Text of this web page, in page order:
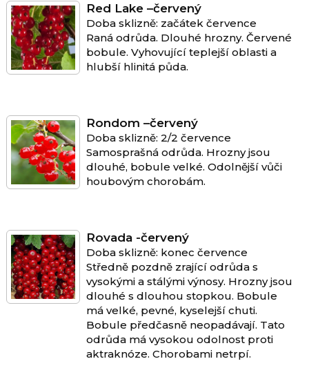
Red Lake –červený
Doba sklizně: začátek července
Raná odrůda. Dlouhé hrozny. Červené
bobule. Vyhovující teplejší oblasti a
hlubší hlinitá půda.
Rondom –červený
Doba sklizně: 2/2 července
Samosprašná odrůda. Hrozny jsou
dlouhé, bobule velké. Odolnější vůči
houbovým chorobám.
Rovada -červený
Doba sklizně: konec července
Středně pozdně zrající odrůda s
vysokými a stálými výnosy. Hrozny jsou
dlouhé s dlouhou stopkou. Bobule
má velké, pevné, kyselejší chuti.
Bobule předčasně neopadávají. Tato
odrůda má vysokou odolnost proti
aktraknóze. Chorobami netrpí.